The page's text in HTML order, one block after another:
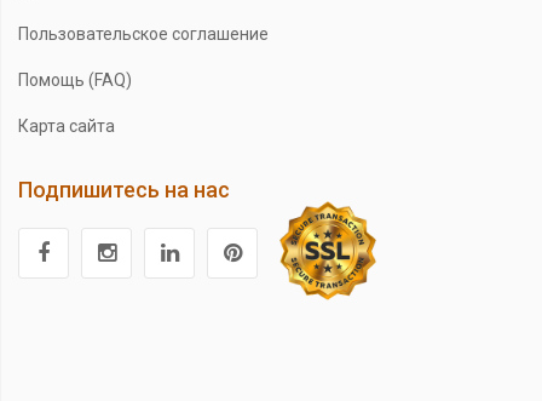
Пользовательское соглашение
Помощь (FAQ)
Карта сайта
Подпишитесь на нас